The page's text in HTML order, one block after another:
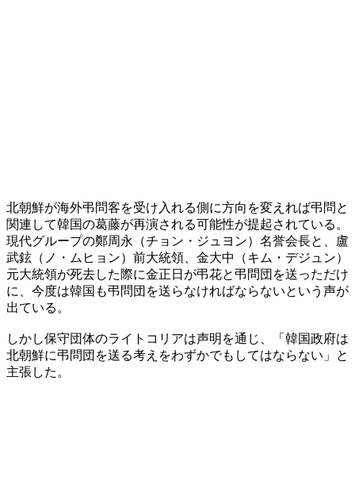
北朝鮮が海外弔問客を受け入れる側に方向を変えれば弔問と
関連して韓国の葛藤が再演される可能性が提起されている。
現代グループの鄭周永（チョン・ジュヨン）名誉会長と、盧
武鉉（ノ・ムヒョン）前大統領、金大中（キム・デジュン）
元大統領が死去した際に金正日が弔花と弔問団を送っただけ
に、今度は韓国も弔問団を送らなければならないという声が
出ている。
しかし保守団体のライトコリアは声明を通じ、「韓国政府は
北朝鮮に弔問団を送る考えをわずかでもしてはならない」と
主張した。